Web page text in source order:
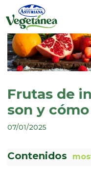
Frutas de
son y
07/01/2025
Contenidos